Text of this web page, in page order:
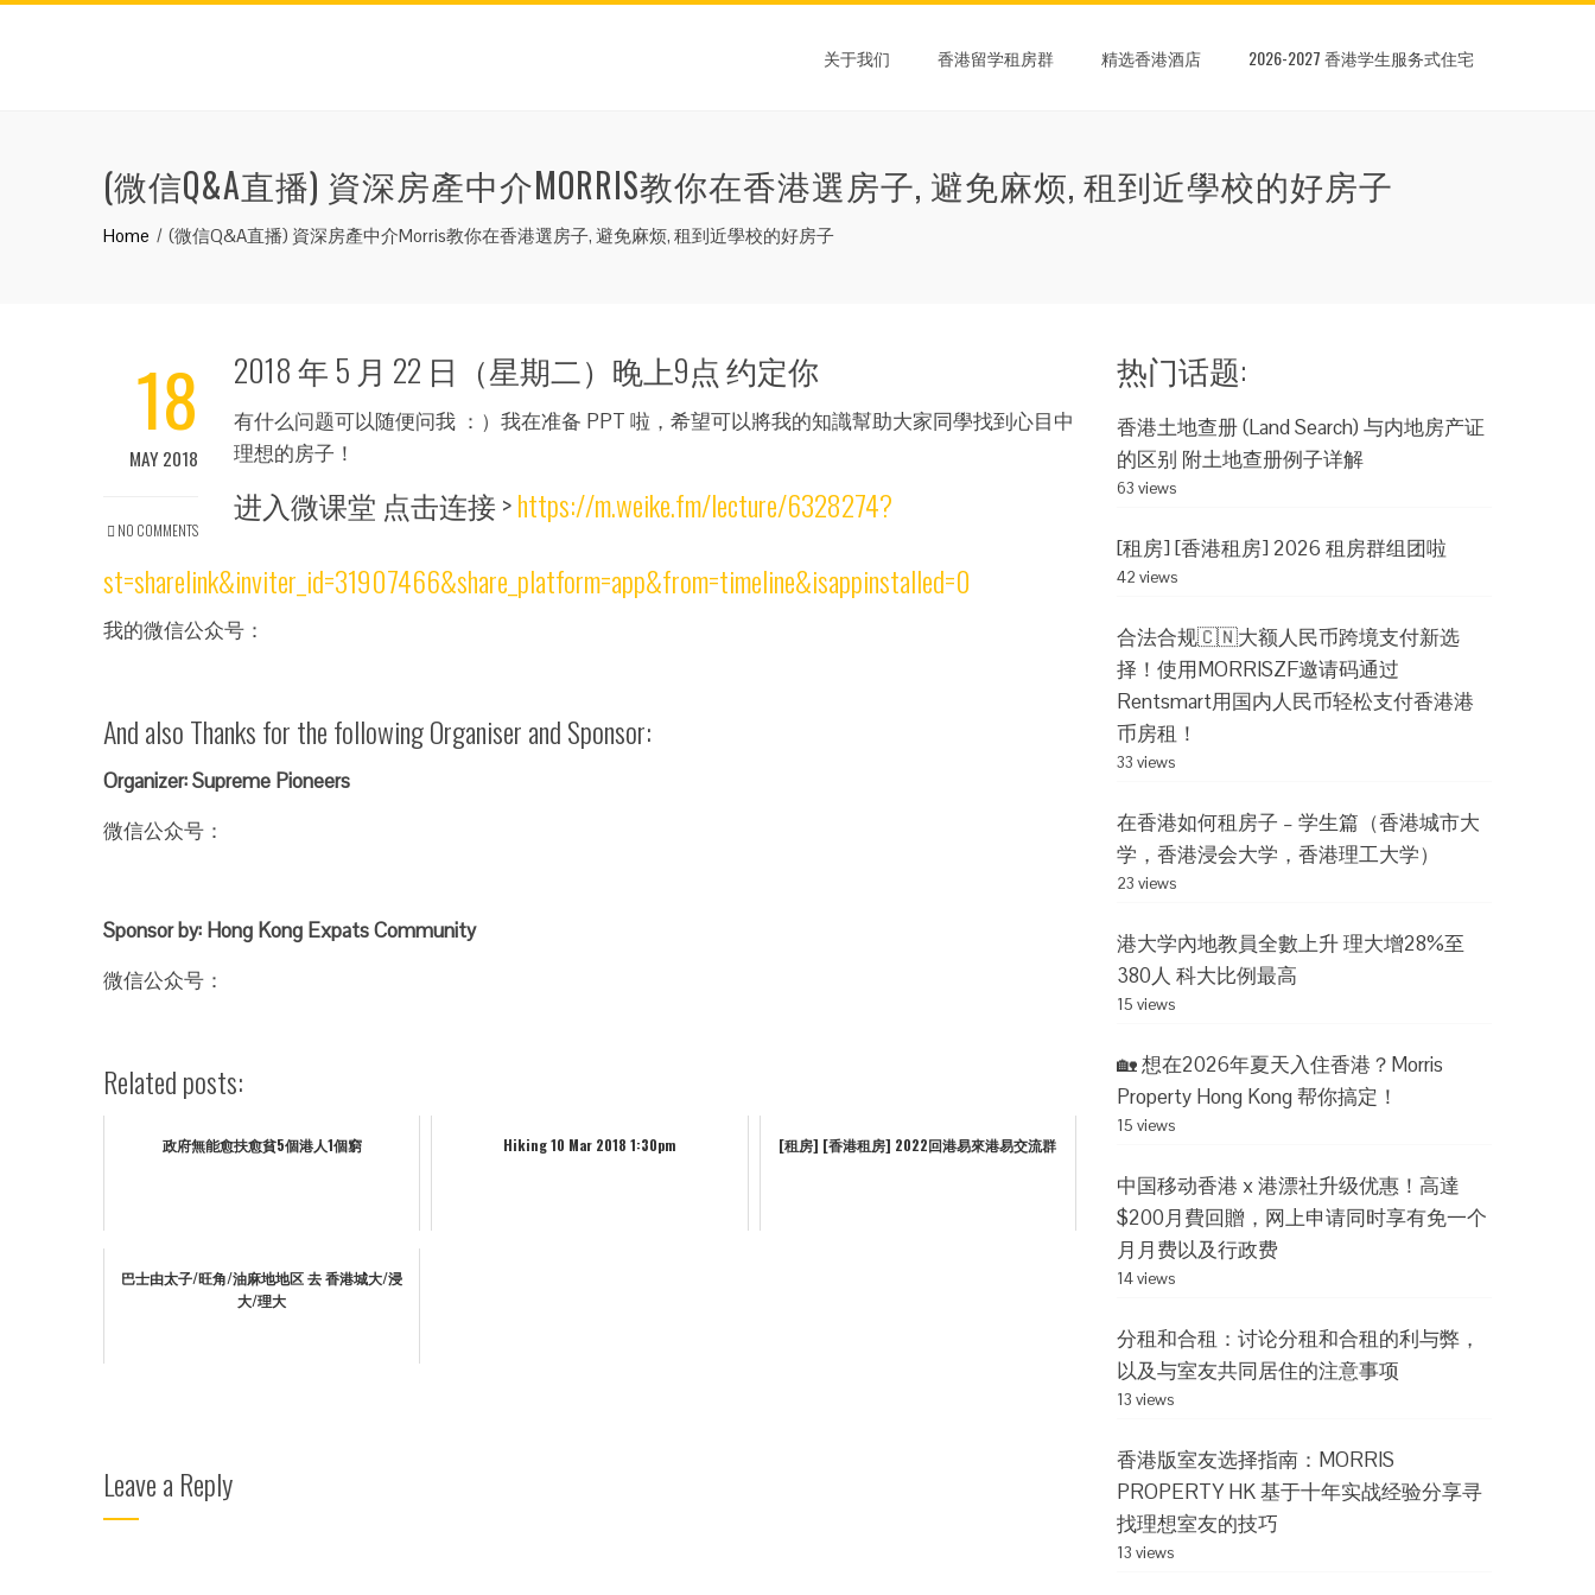
关于我们 香港留学租房群 精选香港酒店 2026-2027 香港学生服务式住宅
(微信Q&A直播) 資深房產中介MORRIS教你在香港選房子, 避免麻烦, 租到近學校的好房子
Home (微信Q&A直播) 資深房產中介Morris教你在香港選房子, 避免麻烦, 租到近學校的好房子
18
MAY 2018
NO COMMENTS
2018 年 5 月 22 日（星期二）晚上9点 约定你
有什么问题可以随便问我 ：）我在准备 PPT 啦，希望可以將我的知識幫助大家同學找到心目中
理想的房子！
进入微课堂 点击连接 >https://m.weike.fm/lecture/6328274?
st=sharelink&inviter_id=31907466&share_platform=app&from=timeline&isappinstalled=0
我的微信公众号：
And also Thanks for the following Organiser and Sponsor:
Organizer: Supreme Pioneers
微信公众号：
Sponsor by: Hong Kong Expats Community
微信公众号：
Related posts:
政府無能愈扶愈貧5個港人1個窮 Hiking 10 Mar 2018 1:30pm [租房] [香港租房] 2022回港易來港易交流群
巴士由太子/旺角/油麻地地区 去 香港城大/浸
大/理大
Leave a Reply
热门话题:
香港土地查册 (Land Search) 与内地房产证
的区别 附土地查册例子详解
63 views
[租房] [香港租房] 2026 租房群组团啦
42 views
合法合规🇨🇳大额人民币跨境支付新选
择！使用MORRISZF邀请码通过
Rentsmart用国内人民币轻松支付香港港
币房租！
33 views
在香港如何租房子 – 学生篇（香港城市大
学，香港浸会大学，香港理工大学）
23 views
港大学內地教員全數上升 理大增28%至
380人 科大比例最高
15 views
🏡 想在2026年夏天入住香港？Morris
Property Hong Kong 帮你搞定！
15 views
中国移动香港 x 港漂社升级优惠！高達
$200月費回贈，网上申请同时享有免一个
月月费以及行政费
14 views
分租和合租：讨论分租和合租的利与弊，
以及与室友共同居住的注意事项
13 views
香港版室友选择指南：MORRIS
PROPERTY HK 基于十年实战经验分享寻
找理想室友的技巧
13 views